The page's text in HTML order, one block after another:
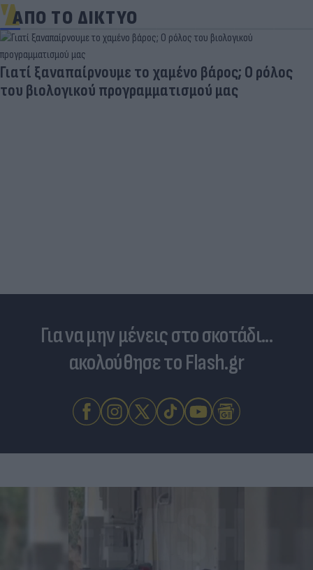
ΑΠΟ ΤΟ ΔΙΚΤΥΟ
Γιατί ξαναπαίρνουμε το χαμένο βάρος; Ο ρόλος
του βιολογικού προγραμματισμού μας
Για να μην μένεις στο σκοτάδι...
ακολούθησε το Flash.gr